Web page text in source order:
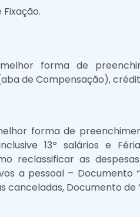
forma de
de Compensação),
forma de
13º salários e
reclassificar as
a pessoal – Documento
Documento de